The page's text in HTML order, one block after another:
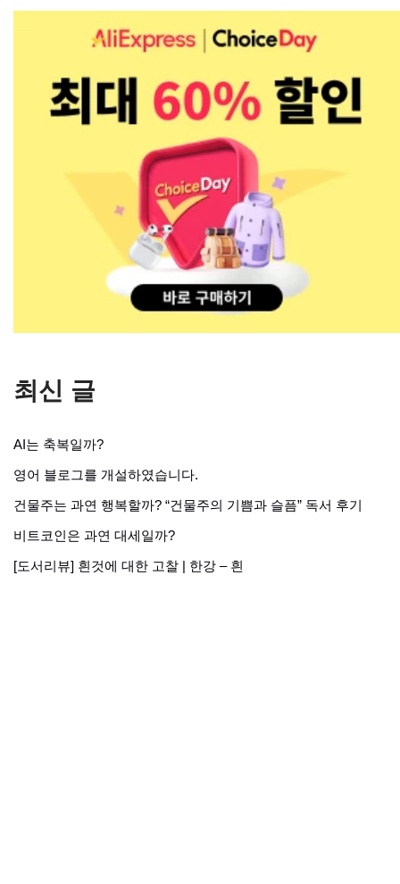
최신 글
AI는 축복일까?
영어 블로그를 개설하였습니다.
건물주는 과연 행복할까? “건물주의 기쁨과 슬픔” 독서 후기
비트코인은 과연 대세일까?
[도서리뷰] 흰것에 대한 고찰 | 한강 – 흰